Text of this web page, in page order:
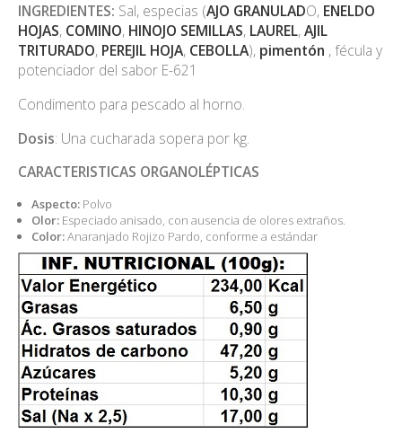
INGREDIENTES: Sal, especias (AJO GRANULADO, ENELDO
HOJAS, COMINO, HINOJO SEMILLAS, LAUREL,AJIL
TRITURADO, PEREJIL HOJA, CEBOLLA), pimentón , fécula y
potenciador del sabor E-621
Condimento para pescado al horno.
Dosis: Una cucharada sopera por kg.
CARACTERISTICAS ORGANOLÉPTICAS
Aspecto: Polvo
Olor: Especiado anisado, con ausencia de olores extraños.
Color:Anaranjado Rojizo Pardo, conforme a estándar